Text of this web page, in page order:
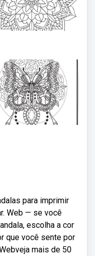
para imprimir
Web — se você
escolha a cor
que você sente por
mais de 50